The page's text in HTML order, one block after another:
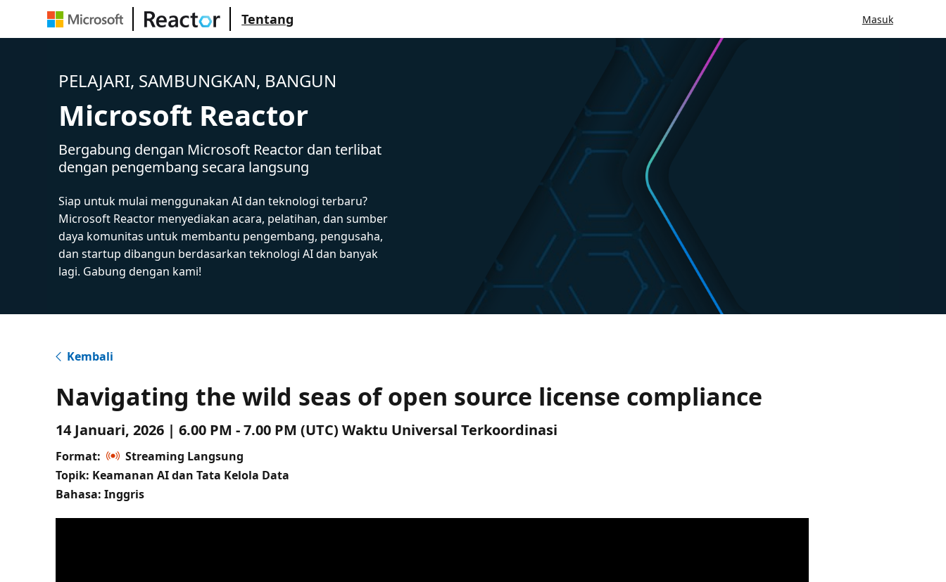
Tentang Masuk
PELAJARI, SAMBUNGKAN, BANGUN
Microsoft Reactor
Bergabung dengan Microsoft Reactor dan terlibat
dengan pengembang secara langsung
Siap untuk mulai menggunakan AI dan teknologi terbaru?
Microsoft Reactor menyediakan acara, pelatihan, dan sumber
daya komunitas untuk membantu pengembang, pengusaha,
dan startup dibangun berdasarkan teknologi AI dan banyak
lagi. Gabung dengan kami!
Kembali
Navigating the wild seas of open source license compliance
14 Januari, 2026 | 6.00 PM - 7.00 PM (UTC) Waktu Universal Terkoordinasi
Format:
Streaming Langsung
Topik: Keamanan AI dan Tata Kelola Data
Bahasa: Inggris